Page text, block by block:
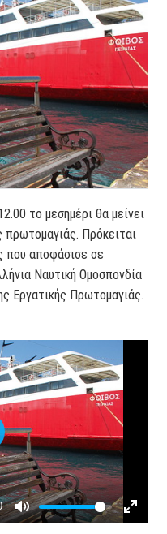
το μεσημέρι θα μείνει
πρωτομαγιάς. Πρόκειται
που αποφάσισε σε
Ναυτική Ομοσπονδία
Εργατικής Πρωτομαγιάς.